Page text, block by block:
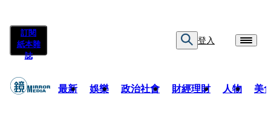
訂閱
紙本雜
誌
登入
最新 娛樂 政治社會 財經理財 人物 美